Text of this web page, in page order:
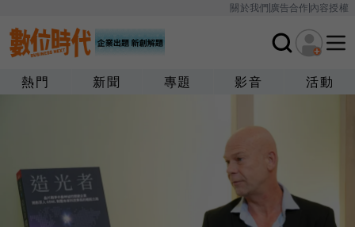
關於我們廣告合作內容授權
熱門 新聞 專題 影音 活動